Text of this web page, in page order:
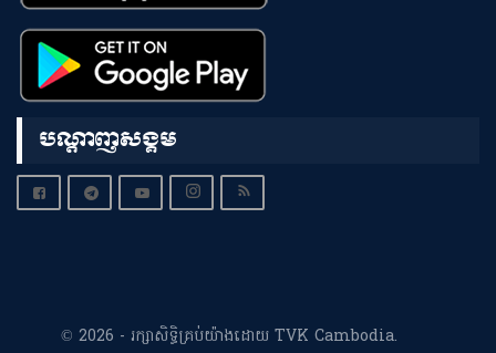
បណ្តាញសង្គម
© 2026 - រក្សាសិទ្ធិគ្រប់យ៉ាងដោយ TVK Cambodia.